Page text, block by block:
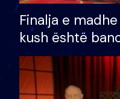
Finalja e
kush është
shtëpinë dhe
të fituar